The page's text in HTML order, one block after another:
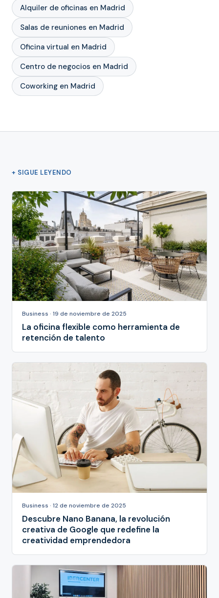
Alquiler de oficinas en Madrid
Salas de reuniones en Madrid
Oficina virtual en Madrid
Centro de negocios en Madrid
Coworking en Madrid
+ SIGUE LEYENDO
Business · 19 de noviembre de 2025
La oficina flexible como herramienta de
retención de talento
Business · 12 de noviembre de 2025
Descubre Nano Banana, la revolución
creativa de Google que redefine la
creatividad emprendedora